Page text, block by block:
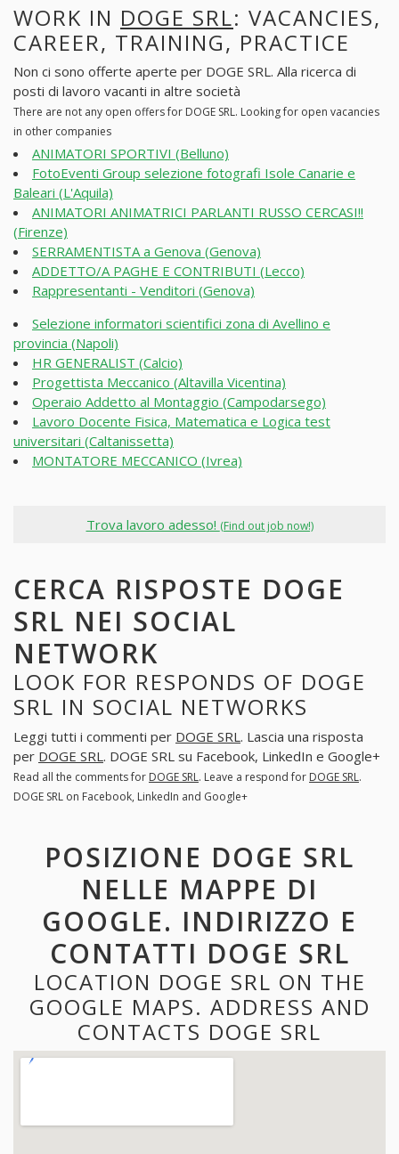
WORK IN DOGE SRL: VACANCIES,
CAREER, TRAINING, PRACTICE
Non ci sono offerte aperte per DOGE SRL. Alla ricerca di
posti di lavoro vacanti in altre società
There are not any open offers for DOGE SRL. Looking for open vacancies
in other companies
ANIMATORI SPORTIVI (Belluno)
FotoEventi Group selezione fotografi Isole Canarie e
Baleari (L'Aquila)
ANIMATORI ANIMATRICI PARLANTI RUSSO CERCASI!!
(Firenze)
SERRAMENTISTA a Genova (Genova)
ADDETTO/A PAGHE E CONTRIBUTI (Lecco)
Rappresentanti - Venditori (Genova)
Selezione informatori scientifici zona di Avellino e
provincia (Napoli)
HR GENERALIST (Calcio)
Progettista Meccanico (Altavilla Vicentina)
Operaio Addetto al Montaggio (Campodarsego)
Lavoro Docente Fisica, Matematica e Logica test
universitari (Caltanissetta)
MONTATORE MECCANICO (Ivrea)
Trova lavoro adesso! (Find out job now!)
CERCA RISPOSTE DOGE
SRL NEI SOCIAL
NETWORK
LOOK FOR RESPONDS OF DOGE
SRL IN SOCIAL NETWORKS
Leggi tutti i commenti per DOGE SRL . Lascia una risposta
per DOGE SRL . DOGE SRL su Facebook, LinkedIn e Google+
Read all the comments for DOGE SRL. Leave a respond for DOGE SRL.
DOGE SRL on Facebook, LinkedIn and Google+
POSIZIONE DOGE SRL
NELLE MAPPE DI
GOOGLE. INDIRIZZO E
CONTATTI DOGE SRL
LOCATION DOGE SRL ON THE
GOOGLE MAPS. ADDRESS AND
CONTACTS DOGE SRL